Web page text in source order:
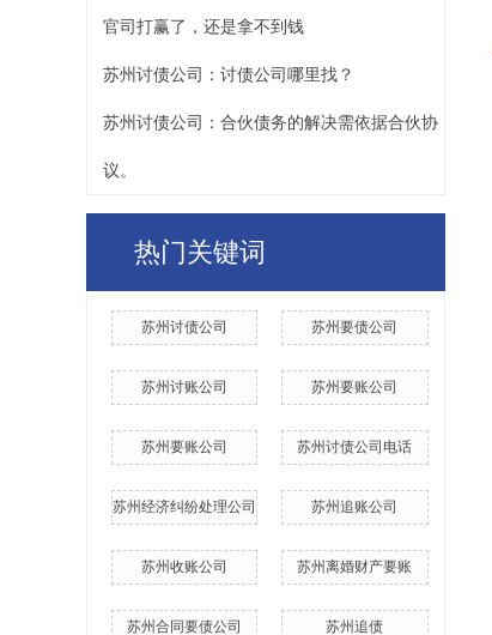
官司打赢了，还是拿不到钱
苏州讨债公司：讨债公司哪里找？
苏州讨债公司：合伙债务的解决需依据合伙协
议。
热门关键词
苏州讨债公司 苏州要债公司
苏州讨账公司 苏州要账公司
​苏州要账公司 ​苏州讨债公司电话
苏州经济纠纷处理公司 苏州追账公司
苏州收账公司 苏州离婚财产要账
苏州合同要债公司 苏州追债